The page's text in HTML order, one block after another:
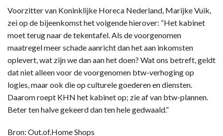
Voorzitter van Koninklijke Horeca Nederland, Marijke Vuik,
zei op de bijeenkomst het volgende hierover: “Het kabinet
moet terug naar de tekentafel. Als de voorgenomen
maatregel meer schade aanricht dan het aan inkomsten
oplevert, wat zijn we dan aan het doen? Wat ons betreft, geldt
dat niet alleen voor de voorgenomen btw-verhoging op
logies, maar ook die op culturele goederen en diensten.
Daarom roept KHN het kabinet op; zie af van btw-plannen.
Beter ten halve gekeerd dan ten hele gedwaald.”
Bron: Out.of.Home Shops